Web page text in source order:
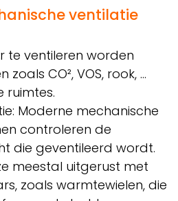
ventilatie
te ventileren worden
CO², VOS, rook, ...
ruimtes.
Moderne mechanische
controleren de
die geventileerd wordt.
meestal uitgerust met
zoals warmtewielen, die